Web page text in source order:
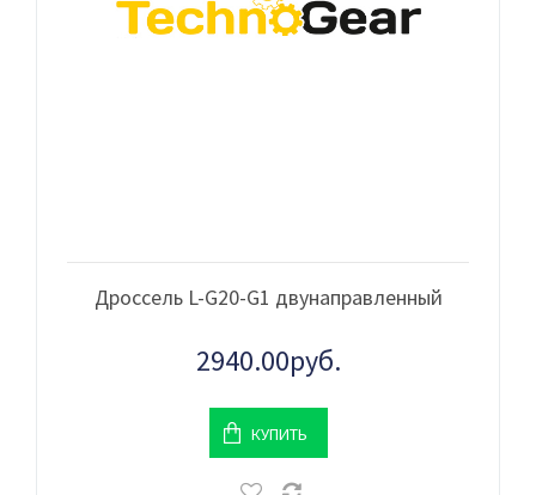
Дроссель L-G20-G1 двунаправленный
2940.00руб.
КУПИТЬ